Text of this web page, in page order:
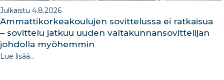
Julkaistu 4.8.2026
Ammattikorkeakoulujen sovittelussa ei ratkaisua
– sovittelu jatkuu uuden valtakunnansovittelijan
johdolla myöhemmin
Lue lisää...